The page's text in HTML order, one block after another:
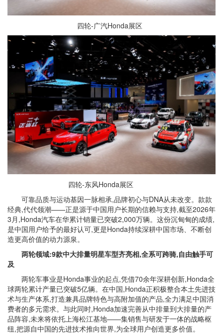
四轮-广汽Honda展区
四轮-东风Honda展区
可靠品质与运动基因一脉相承,品牌初心与DNA从未改变。款款
经典,代代领潮——正是源于中国用户长期的信赖与支持,截至2026年
3月,Honda汽车在华累计销量已突破2,000万辆。这份沉甸甸的成绩,
是中国用户给予的最好认可,更是Honda持续深耕中国市场、不断创
造更高价值的动力源泉。
两轮领域:9款中大排量明星车型齐亮相,全系可跨骑,自由触手可
及
两轮车事业是Honda事业的起点,凭借70余年深耕创新,Honda全
球两轮累计产量已突破5亿辆。在中国,Honda正积极整合本土先进技
术与生产体系,打造兼具品牌特色与高附加值的产品,全力满足中国消
费者的多元需求。与此同时,Honda加速完善从中排量到大排量的产
品阵容,未来将依托上海松江基地——集销售与研发于一体的战略枢
纽,把源自中国的先进技术推向世界,为全球用户创造更多价值。